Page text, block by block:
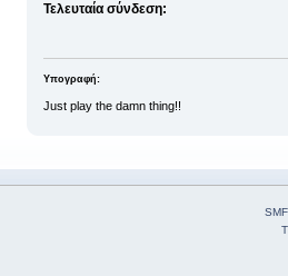
Τελευταία σύνδεση:
Υπογραφή:
Just play the damn thing!!